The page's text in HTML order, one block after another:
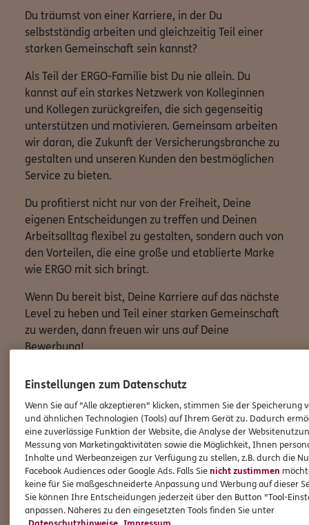
Du träumst von einer Karriere, in der Du
selbstständig arbeiten und gleichzeitig Teil einer
starken Gemeinschaft sein kannst?
Als Teil der ERGO-Familie bist Du nie allein. Du
kannst auf ein starkes Netzwerk von Kolleginnen
und Kollegen zurückgreifen, die sich gegenseitig
unterstützen und motivieren. Gemeinsam arbeiten
wir daran, die Zukunft der Versicherungsbranche zu
gestalten und unseren Kunden den bestmöglichen
Service zu bieten.
Du profitierst nicht nur von der Freiheit, Deine
eigenen Entscheidungen zu treffen und Deinen
Arbeitsalltag flexibel zu gestalten, sondern auch von
den Vorteilen, die eine große und etablierte Marke
wie ERGO mit sich bringt.
Wenn Du bereit bist, Deine Karriere auf das nächste
Level zu heben und Teil einer starken Gemeinschaft
zu werden, dann freuen wir uns auf Deine
Bewerbung!
Jetzt durchstarten
Einstellungen zum Datenschutz
Wenn Sie auf "Alle akzeptieren" klicken, stimmen Sie der Speicherung
und ähnlichen Technologien (Tools) auf Ihrem Gerät zu. Dadurch
eine zuverlässige Funktion der Website, die Analyse der
Messung von Marketingaktivitäten sowie die Möglichkeit, Ihnen
Inhalte und Werbeanzeigen zur Verfügung zu stellen, z.B. durch die
Facebook Audiences oder Google Ads. Falls Sienicht zustimmen
keine für Sie maßgeschneiderte Anpassung und Werbung auf dieser
Sie können Ihre Entscheidungen jederzeit über den Button "Tool-
anpassen. Näheres zu den eingesetzten Tools finden Sie unter